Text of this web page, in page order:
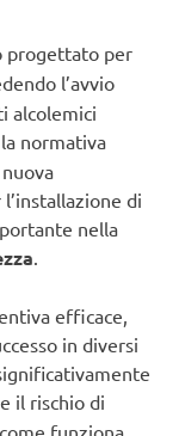
progettato per
l’avvio
alcolemici
normativa
di
nella
.
efficace,
in diversi
il rischio di